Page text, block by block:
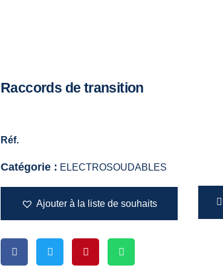
Raccords de transition
Réf.
Catégorie : ELECTROSOUDABLES
Ajouter à la liste de souhaits